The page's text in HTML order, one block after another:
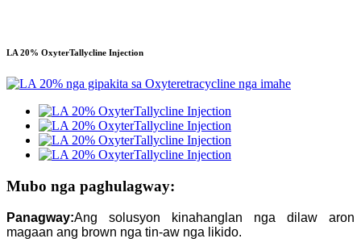
LA 20% OxyterTallycline Injection
Mubo nga paghulagway:
Panagway:Ang solusyon kinahanglan nga dilaw aron
magaan ang brown nga tin-aw nga likido.